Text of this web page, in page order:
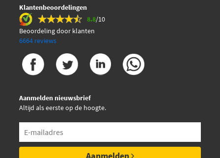
Fai Autoparts BP431
Fai Autoparts FPBP270
Fai Autoparts FPBP271
Fai Autoparts FPBP272
Ferodo FDB4110
Klantenbeoordelingen
8.8/10
Beoordeling door klanten
6664 reviews
Aanmelden nieuwsbrief
Altijd als eerste op de hoogte.
Aanmelden